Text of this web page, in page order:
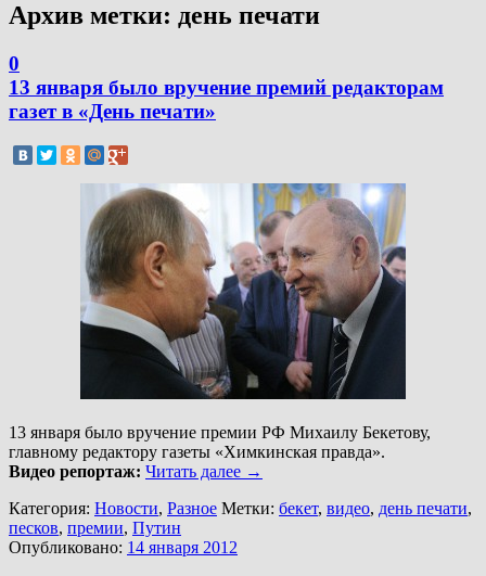
Архив метки: день печати
0
13 января было вручение премий редакторам
газет в «День печати»
13 января было вручение премии РФ Михаилу Бекетову,
главному редактору газеты «Химкинская правда».
Видео репортаж: Читать далее →
Категория: Новости, Разное Метки: бекет, видео, день печати,
песков, премии, Путин
Опубликовано: 14 января 2012